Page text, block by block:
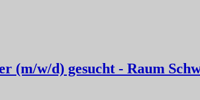
(m/w/d) gesucht - Raum